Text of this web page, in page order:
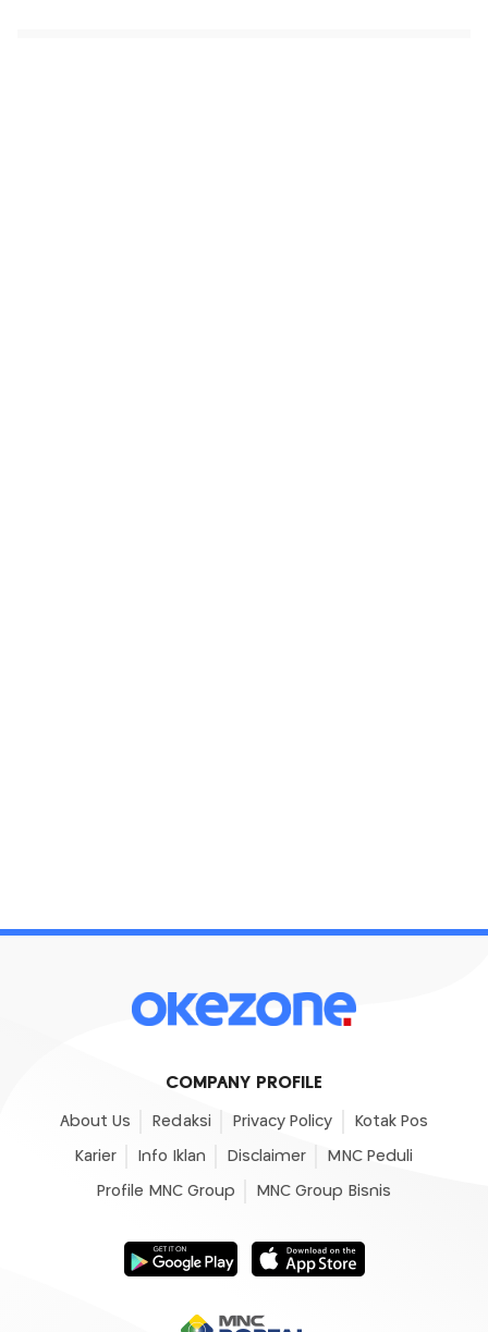
COMPANY PROFILE
About Us Redaksi Privacy Policy Kotak Pos
Karier Info Iklan Disclaimer MNC Peduli
Profile MNC Group MNC Group Bisnis